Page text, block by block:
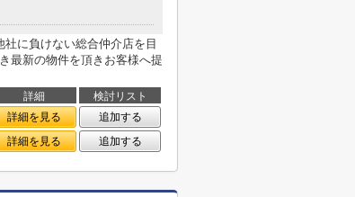
に負けない総合仲介店を目
最新の物件を頂きお客様へ提
詳細
検討リスト
詳細を見る
追加する
詳細を見る 追加する